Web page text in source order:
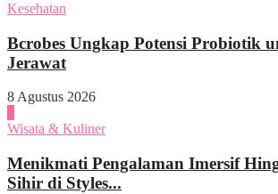
Kesehatan
Bcrobes Ungkap Potensi Probiotik
Jerawat
8 Agustus 2026
Wisata & Kuliner
Menikmati Pengalaman Imersif
Sihir di Styles...